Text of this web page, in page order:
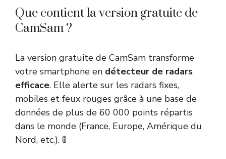
Que contient la version gratuite de
CamSam ?
La version gratuite de CamSam transforme
votre smartphone en détecteur de radars
efficace. Elle alerte sur les radars fixes,
mobiles et feux rouges grâce à une base de
données de plus de 60 000 points répartis
dans le monde (France, Europe, Amérique du
Nord, etc.). 🚦